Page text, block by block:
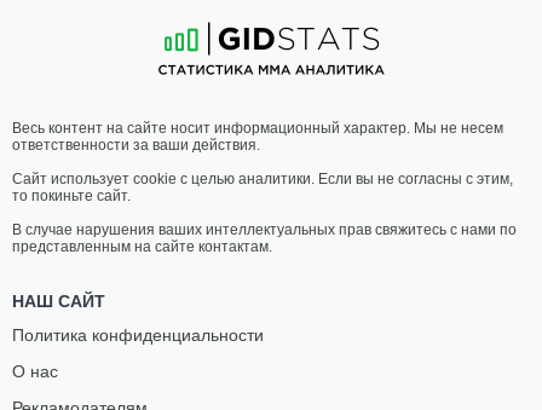
Весь контент на сайте носит информационный характер. Мы не несем
ответственности за ваши действия.
Сайт использует cookie с целью аналитики. Если вы не согласны с этим,
то покиньте сайт.
В случае нарушения ваших интеллектуальных прав свяжитесь с нами по
представленным на сайте контактам.
НАШ САЙТ
Политика конфиденциальности
О нас